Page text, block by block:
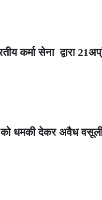
कर्मा सेना द्वारा
को धमकी देकर अवैध